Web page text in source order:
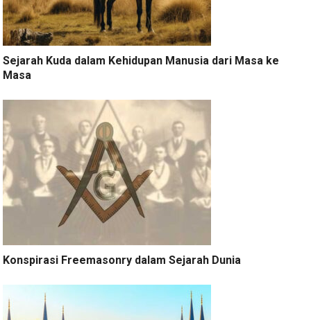
Sejarah Kuda dalam Kehidupan Manusia dari Masa ke
Masa
Konspirasi Freemasonry dalam Sejarah Dunia